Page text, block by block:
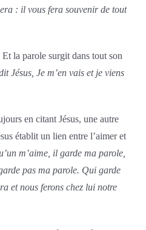
: il vous fera souvenir de tout
Et la parole surgit dans tout son
Jésus, Je m’en vais et je viens
en citant Jésus, une autre
établit un lien entre l’aimer et
m’aime, il garde ma parole,
pas ma parole. Qui garde
et nous ferons chez lui notre